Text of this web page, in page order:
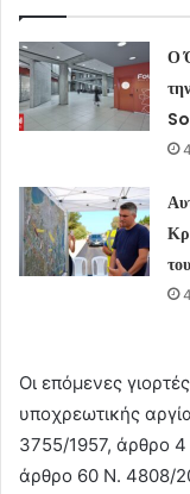
Ο
Οι επόμενες
υποχρεωτικής
3755/1957, άρθρο
άρθρο 60 Ν. 4808/